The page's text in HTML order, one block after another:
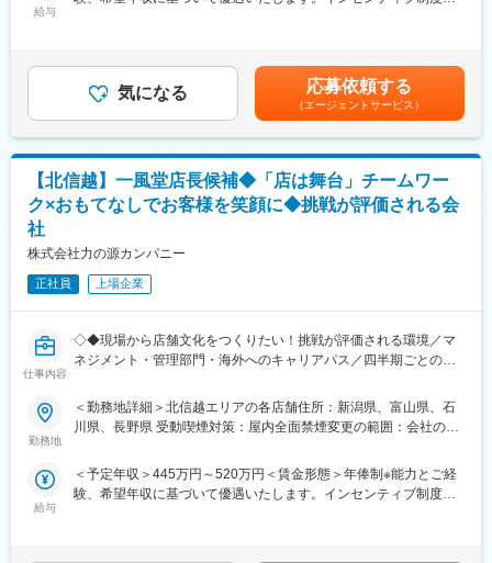
円
・月8～9休／深夜営業基本なし
・休日出勤などもブロック長、SVがサポートしていますのでエリ
ア内で人員を補い合い、適正な運営を実現しています。
・転勤時、引っ越しや入居にかかる費用は会社負担、毎月の家賃2
～3割程度の会社補助あり
■インセンティブ制度／年4回
・四半期毎の店舗ランキングにより決まります。
・調理業務、仕込み、ホール業務
・売上金管理、食材管理
・店舗の衛生管理
・スタッフの育成、シフトの管理
・店舗の経営戦略の立案
・店舗の売上を高める企画立案
※店長、SVとしてご活躍いただいた後は、海外事業部、商品開発
■モデル例:
・入社5年目27歳・SV職/(インセンティブ含む年俸)580万円
円
・月8～9休／深夜営業基本なし
・休日出勤などもブロック長、SVがサポートしていますのでエリ
ア内で人員を補い合い、適正な運営を実現しています。
■インセンティブ制度／年4回
・四半期毎の店舗ランキングにより決まります。
給与
486,666円（12分割）（一律手当を含む）＜昇給有無＞有＜残業
手当＞有＜給与補足＞■昇給年1回、インセンティブ制度：年4回
（店舗の目標達成時に支給）■モデル例:・入社5年目27歳・SV
職/(インセンティブ含む年俸)580万円・入社8年目30歳・ブロック
長職/(インセンティブ含む年俸)660万円賃金はあくまでも目安の金
額であり、選考を通じて上下する可能性があります。月給(月額)は
固定手当を含めた表記です。
気になる 応募依頼する
（エージェントサービス）
【北信越】一風堂店長候補◆「店は舞台」チームワー
ク×おもてなしでお客様を笑顔に◆挑戦が評価される会
社
株式会社力の源カンパニー
正社員 上場企業
仕事内容
◇◆現場から店舗文化をつくりたい！挑戦が評価される環境／マ
ネジメント・管理部門・海外へのキャリアパス／四半期ごとのイ
おすすめPOINT
・接客マニュアルは最小限。現場の“気づき”から生まれるおもてな
しを、文化として育てていく役割です
勤務地
＜勤務地詳細＞北信越エリアの各店舗住所：新潟県、富山県、石
川県、長野県 受動喫煙対策：屋内全面禁煙変更の範囲：会社の定
給与
＜予定年収＞445万円～520万円＜賃金形態＞年俸制※能力とご経
験、希望年収に基づいて優遇いたします。インセンティブ制度あ